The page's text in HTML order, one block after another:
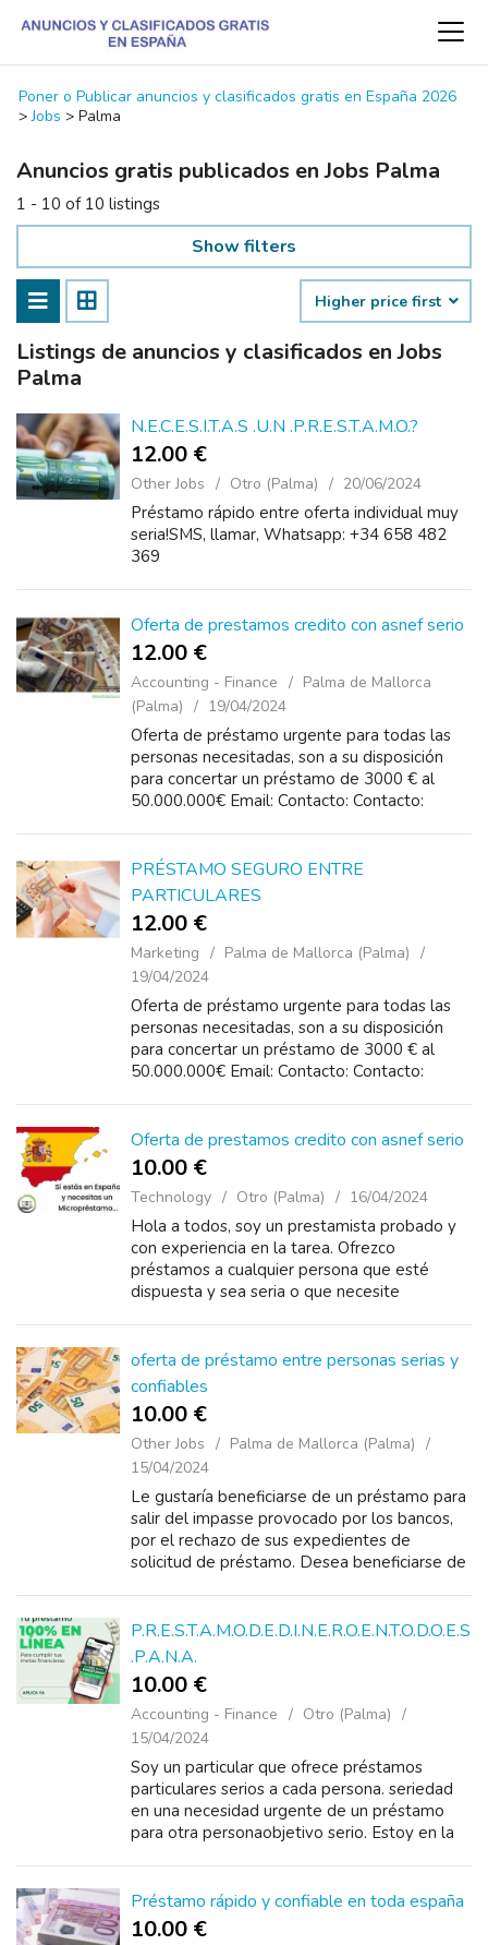
Poner o Publicar anuncios y clasificados gratis en España 2026
>Jobs > Palma
Anuncios gratis publicados en Jobs Palma
1 - 10 of 10 listings
Show filters
Higher price first
Listings de anuncios y clasificados en Jobs
Palma
N.E.C.E.S.I.T.A.S .U.N .P.R.E.S.T.A.M.O.?
12.00 €
Other Jobs Otro (Palma) 20/06/2024
Préstamo rápido entre oferta individual muy
seria!SMS, llamar, Whatsapp: +34 658 482
369
Oferta de prestamos credito con asnef serio
12.00 €
Accounting - Finance
Palma de Mallorca
(Palma)
19/04/2024
Oferta de préstamo urgente para todas las
personas necesitadas, son a su disposición
para concertar un préstamo de 3000 € al
50.000.000€ Email: Contacto: Contacto:
PRÉSTAMO SEGURO ENTRE
PARTICULARES
12.00 €
Marketing
Palma de Mallorca (Palma)
19/04/2024
Oferta de préstamo urgente para todas las
personas necesitadas, son a su disposición
para concertar un préstamo de 3000 € al
50.000.000€ Email: Contacto: Contacto:
Oferta de prestamos credito con asnef serio
10.00 €
Technology Otro (Palma) 16/04/2024
Hola a todos, soy un prestamista probado y
con experiencia en la tarea. Ofrezco
préstamos a cualquier persona que esté
dispuesta y sea seria o que necesite
oferta de préstamo entre personas serias y
confiables
10.00 €
Other Jobs
Palma de Mallorca (Palma)
15/04/2024
Le gustaría beneficiarse de un préstamo para
salir del impasse provocado por los bancos,
por el rechazo de sus expedientes de
solicitud de préstamo. Desea beneficiarse de
P.R.E.S.T.A.M.O.D.E.D.I.N.E.R.O.E.N.T.O.D.O.E.S
.P.A.N.A.
10.00 €
Accounting - Finance
Otro (Palma)
15/04/2024
Soy un particular que ofrece préstamos
particulares serios a cada persona. seriedad
en una necesidad urgente de un préstamo
para otra personaobjetivo serio. Estoy en la
Préstamo rápido y confiable en toda españa
10.00 €